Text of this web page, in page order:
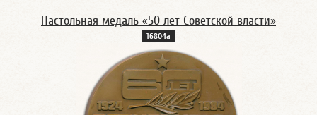
Настольная медаль «50 лет Советской власти»
16804а